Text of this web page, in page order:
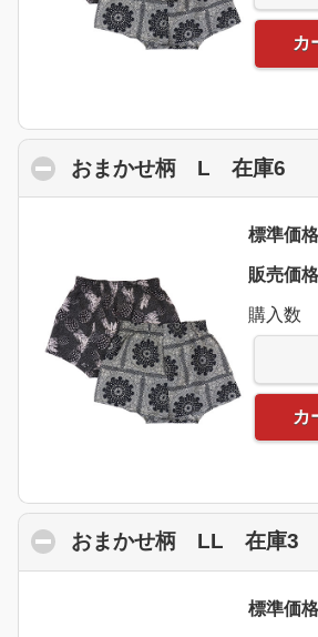
カ
おまかせ柄 L 在庫6
標準価
販売価格
購入数
カ
おまかせ柄 LL 在庫3
標準価